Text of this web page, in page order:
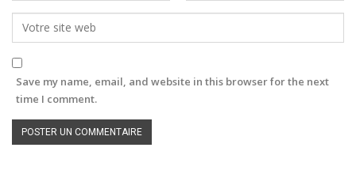
Save my name, email, and website in this browser for the next
time I comment.